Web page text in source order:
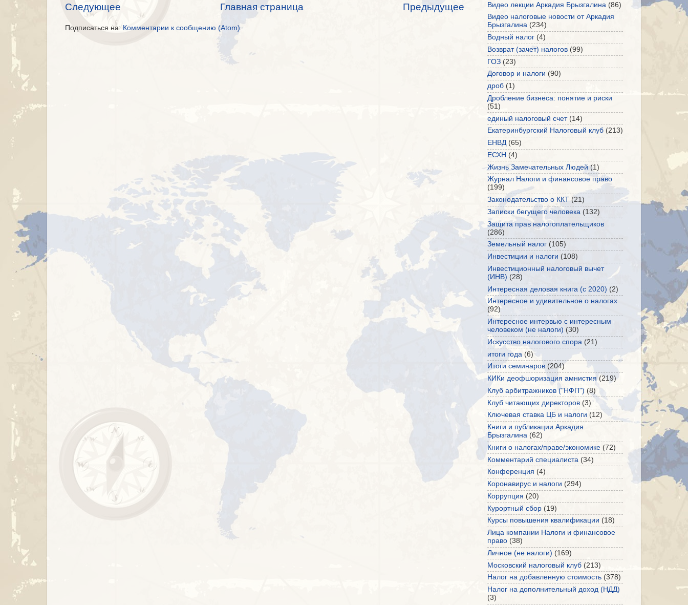
Следующее Предыдущее
Главная страница
Подписаться на: Комментарии к сообщению (Atom)
Видео лекции Аркадия Брызгалина (86)
Видео налоговые новости от Аркадия
Брызгалина (234)
Водный налог (4)
Возврат (зачет) налогов (99)
ГОЗ (23)
Договор и налоги (90)
дроб (1)
Дробление бизнеса: понятие и риски
(51)
единый налоговый счет (14)
Екатеринбургский Налоговый клуб (213)
ЕНВД (65)
ЕСХН (4)
Жизнь Замечательных Людей (1)
Журнал Налоги и финансовое право
(199)
Законодательство о ККТ (21)
Записки бегущего человека (132)
Защита прав налогоплательщиков
(286)
Земельный налог (105)
Инвестиции и налоги (108)
Инвестиционный налоговый вычет
(ИНВ) (28)
Интересная деловая книга (с 2020) (2)
Интересное и удивительное о налогах
(92)
Интересное интервью с интересным
человеком (не налоги) (30)
Искусство налогового спора (21)
итоги года (6)
Итоги семинаров (204)
КИКи деофшоризация амнистия (219)
Клуб арбитражников ("НФП") (8)
Клуб читающих директоров (3)
Ключевая ставка ЦБ и налоги (12)
Книги и публикации Аркадия
Брызгалина (62)
Книги о налогах/праве/экономике (72)
Комментарий специалиста (34)
Конференция (4)
Коронавирус и налоги (294)
Коррупция (20)
Курортный сбор (19)
Курсы повышения квалификации (18)
Лица компании Налоги и финансовое
право (38)
Личное (не налоги) (169)
Московский налоговый клуб (213)
Налог на добавленную стоимость (378)
Налог на дополнительный доход (НДД)
(3)